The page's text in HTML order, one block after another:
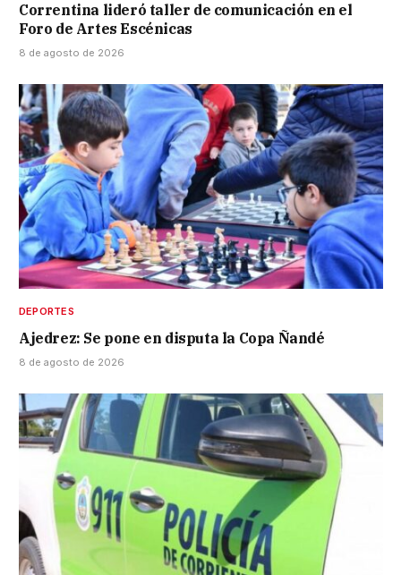
Correntina lideró taller de comunicación en el
Foro de Artes Escénicas
8 de agosto de 2026
DEPORTES
Ajedrez: Se pone en disputa la Copa Ñandé
8 de agosto de 2026